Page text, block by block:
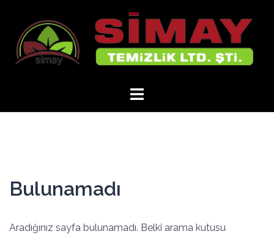
Bulunamadı
Aradığınız sayfa bulunamadı. Belki arama kutusu